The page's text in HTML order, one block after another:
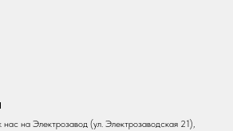
на Электрозавод (ул. Электрозаводская 21),